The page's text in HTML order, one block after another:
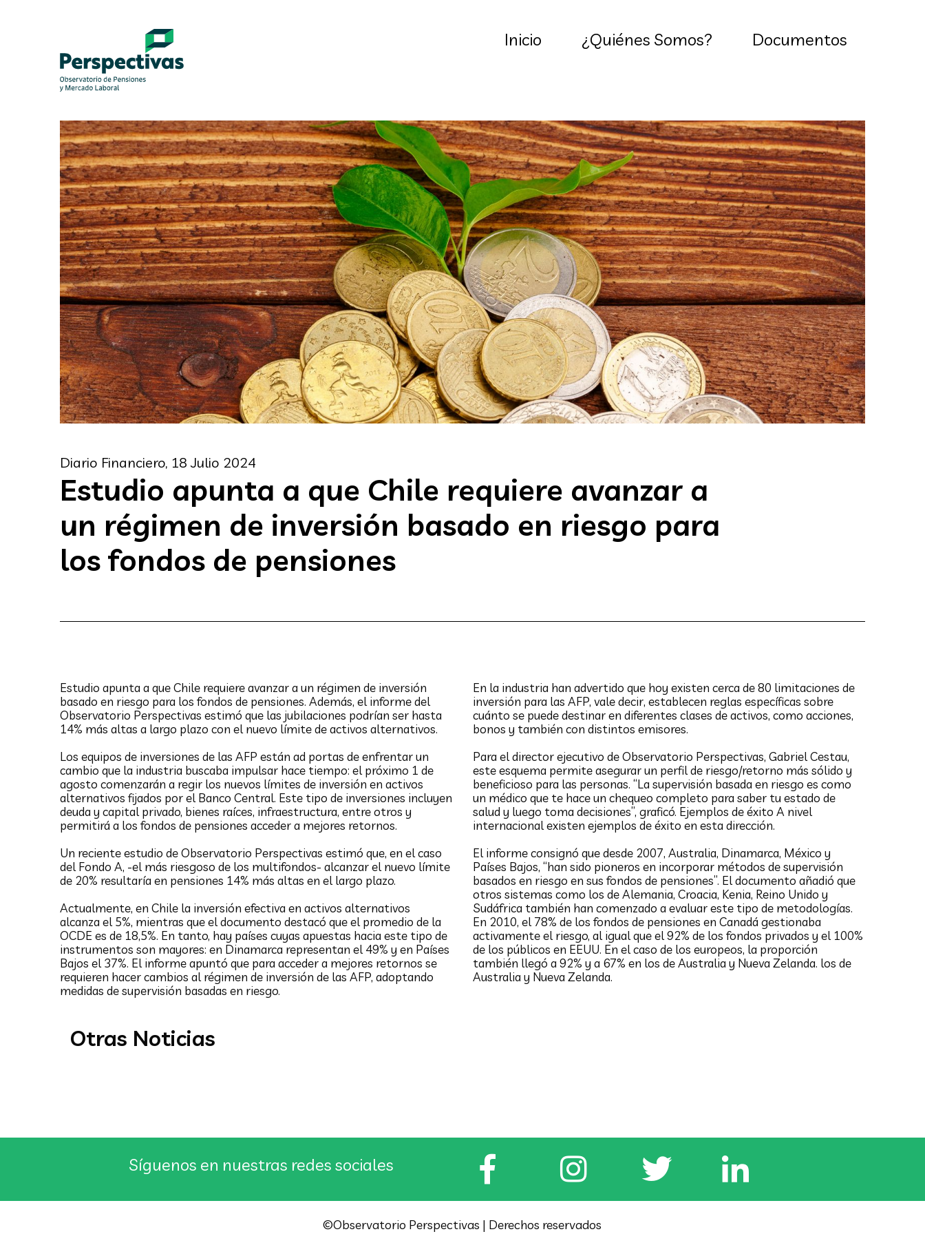
Inicio ¿Quiénes Somos? Documentos
Diario Financiero, 18 Julio 2024
Estudio apunta a que Chile requiere avanzar a
un régimen de inversión basado en riesgo para
los fondos de pensiones
Estudio apunta a que Chile requiere avanzar a un régimen de inversión
basado en riesgo para los fondos de pensiones. Además, el informe del
Observatorio Perspectivas estimó que las jubilaciones podrían ser hasta
14% más altas a largo plazo con el nuevo límite de activos alternativos.
Los equipos de inversiones de las AFP están ad portas de enfrentar un
cambio que la industria buscaba impulsar hace tiempo: el próximo 1 de
agosto comenzarán a regir los nuevos límites de inversión en activos
alternativos fijados por el Banco Central. Este tipo de inversiones incluyen
deuda y capital privado, bienes raíces, infraestructura, entre otros y
permitirá a los fondos de pensiones acceder a mejores retornos.
Un reciente estudio de Observatorio Perspectivas estimó que, en el caso
del Fondo A, -el más riesgoso de los multifondos- alcanzar el nuevo límite
de 20% resultaría en pensiones 14% más altas en el largo plazo.
Actualmente, en Chile la inversión efectiva en activos alternativos
alcanza el 5%, mientras que el documento destacó que el promedio de la
OCDE es de 18,5%. En tanto, hay países cuyas apuestas hacia este tipo de
instrumentos son mayores: en Dinamarca representan el 49% y en Países
Bajos el 37%. El informe apuntó que para acceder a mejores retornos se
requieren hacer cambios al régimen de inversión de las AFP, adoptando
medidas de supervisión basadas en riesgo.
En la industria han advertido que hoy existen cerca de 80 limitaciones de
inversión para las AFP, vale decir, establecen reglas específicas sobre
cuánto se puede destinar en diferentes clases de activos, como acciones,
bonos y también con distintos emisores.
Para el director ejecutivo de Observatorio Perspectivas, Gabriel Cestau,
este esquema permite asegurar un perfil de riesgo/retorno más sólido y
beneficioso para las personas. “La supervisión basada en riesgo es como
un médico que te hace un chequeo completo para saber tu estado de
salud y luego toma decisiones”, graficó. Ejemplos de éxito A nivel
internacional existen ejemplos de éxito en esta dirección.
El informe consignó que desde 2007, Australia, Dinamarca, México y
Países Bajos, “han sido pioneros en incorporar métodos de supervisión
basados en riesgo en sus fondos de pensiones”. El documento añadió que
otros sistemas como los de Alemania, Croacia, Kenia, Reino Unido y
Sudáfrica también han comenzado a evaluar este tipo de metodologías.
En 2010, el 78% de los fondos de pensiones en Canadá gestionaba
activamente el riesgo, al igual que el 92% de los fondos privados y el 100%
de los públicos en EEUU. En el caso de los europeos, la proporción
también llegó a 92% y a 67% en los de Australia y Nueva Zelanda. los de
Australia y Nueva Zelanda.
Otras Noticias
Centro de estudios ligado a
la Asociación de AFP
asegura que es insostenible
las fórmulas de solidaridad
incluidas en la reforma
previsional
inicialmente un mínimo de cinco años cotizados
para entregar...
Síguenos en nuestras redes sociales
©Observatorio Perspectivas | Derechos reservados